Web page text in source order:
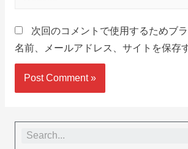
次回のコメントで使用するためブ
名前、メールアドレス、サイトを保存